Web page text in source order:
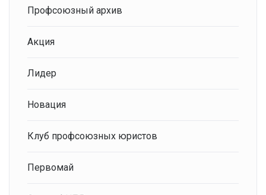
Профсоюзный архив
Акция
Лидер
Новация
Клуб профсоюзных юристов
Первомай